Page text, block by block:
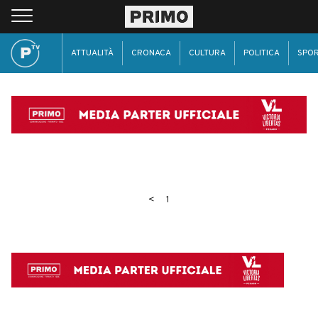
ATTUALITÀ CRONACA CULTURA POLITICA
< 1